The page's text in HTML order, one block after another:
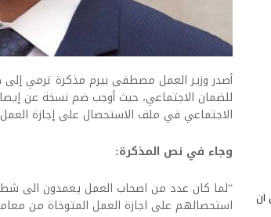
أصدر وزير العمل مصطفى بيرم مذكرة ترمي
للضمان الاجتماعي، حيث أوجب ضم نسخة عن
الاجتماعي في ملف الاستحصال على إجازة
وجاء في نص المذكرة:
“لما كان عدد من اصحاب العمل يعمدون الى
استحصالهم على اجازة العمل المتوخاة من
أن